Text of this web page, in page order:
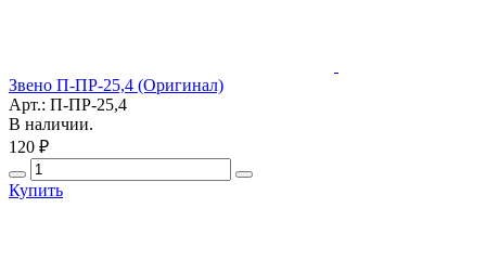
Звено П-ПР-25,4 (Оригинал)
Арт.: П-ПР-25,4
В наличии.
120 ₽
Купить